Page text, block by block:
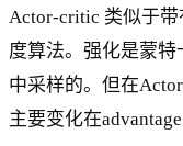
Actor-critic 类似于带
度算法。强化是蒙
中采样的。但在
主要变化在advantage